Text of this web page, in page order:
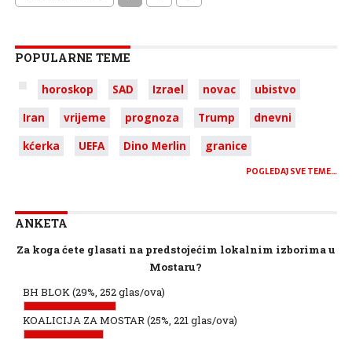
POPULARNE TEME
horoskop SAD Izrael novac
ubistvo
Iran
vrijeme prognoza Trump
dnevni
kćerka
UEFA Dino Merlin granice
POGLEDAJ SVE TEME…
ANKETA
Za koga ćete glasati na predstojećim lokalnim izborima u
Mostaru?
BH BLOK(29%, 252 glas/ova)
KOALICIJA ZA MOSTAR(25%, 221 glas/ova)